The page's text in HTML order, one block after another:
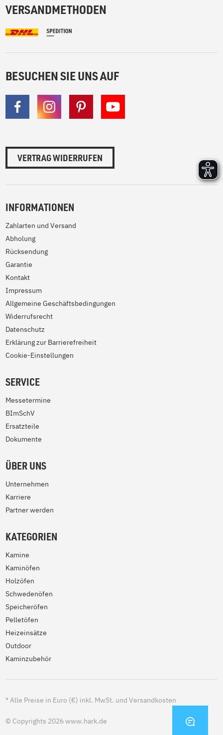
VERSANDMETHODEN
BESUCHEN SIE UNS AUF
VERTRAG WIDERRUFEN
INFORMATIONEN
Zahlarten und Versand
Abholung
Rücksendung
Garantie
Kontakt
Impressum
Allgemeine Geschäftsbedingungen
Widerrufsrecht
Datenschutz
Erklärung zur Barrierefreiheit
Cookie-Einstellungen
SERVICE
Messetermine
BImSchV
Ersatzteile
Dokumente
ÜBER UNS
Unternehmen
Karriere
Partner werden
KATEGORIEN
Kamine
Kaminöfen
Holzöfen
Schwedenöfen
Speicheröfen
Pelletöfen
Heizeinsätze
Outdoor
Kaminzubehör
*Alle Preise in Euro (€) inkl. MwSt. und Versandkosten
© Copyrights 2026 www.hark.de